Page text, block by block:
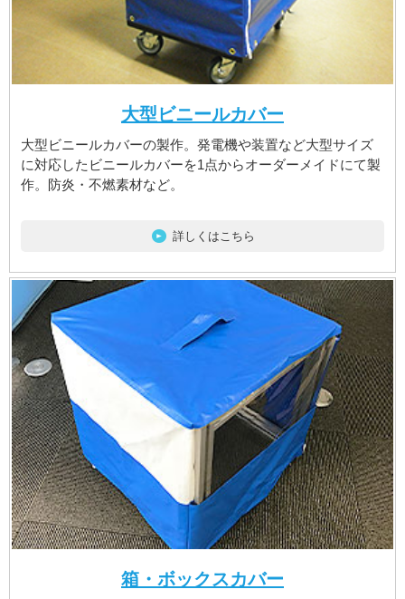
大型ビニールカバー
大型ビニールカバーの製作。発電機や装置など大型サイズ
に対応したビニールカバーを1点からオーダーメイドにて製
作。防炎・不燃素材など。
詳しくはこちら
箱・ボックスカバー